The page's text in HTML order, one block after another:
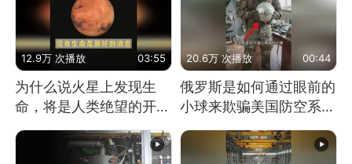
12.9万 次播放 03:55
为什么说火星上发现生
命，将是人类绝望的开
20.6万 次播放 00:44
俄罗斯是如何通过眼前的
小球来欺骗美国防空系统